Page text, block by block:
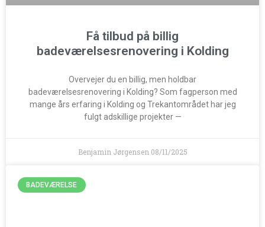
Få tilbud på billig
badeværelsesrenovering i Kolding
Overvejer du en billig, men holdbar
badeværelsesrenovering i Kolding? Som fagperson med
mange års erfaring i Kolding og Trekantområdet har jeg
fulgt adskillige projekter —
Benjamin Jørgensen 08/11/2025
BADEVÆRELSE